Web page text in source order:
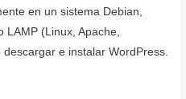
en un sistema Debian,
LAMP (Linux, Apache,
e instalar WordPress.